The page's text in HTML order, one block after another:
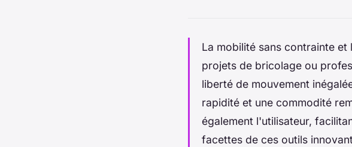
La mobilité sans contrainte
projets de bricolage ou
liberté de mouvement
rapidité et une commodité
également l'utilisateur,
facettes de ces outils